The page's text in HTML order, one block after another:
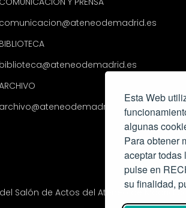
Esta Web
algunas
Para obtener
aceptar todas
pulse en
su finalidad,
comunicacion@ateneodemadrid.es
BIBLIOTECA
biblioteca@ateneodemadrid.es
archivo@ateneodemadrid.es
Salón de Actos del Ateneo de Madrid